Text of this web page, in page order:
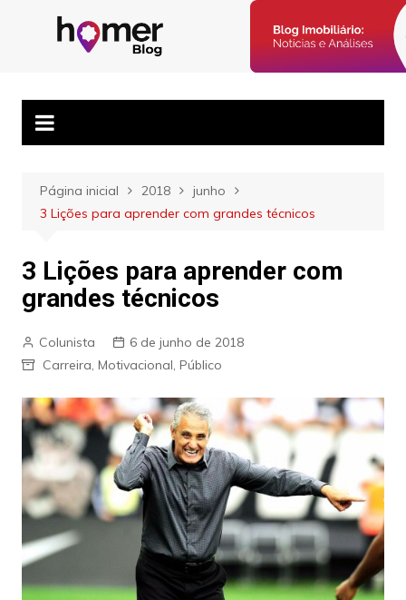
Blog Homer:
Mercado
Imobiliário,
Posts semanais sobre o mercado imobiliário e dicas para
corretores imobiliários encontrarem parceiros e venderem mais.
Página inicial 2018
junho
3 Lições para aprender com grandes técnicos
3 Lições para aprender com
grandes técnicos
Colunista
6 de junho de 2018
Carreira, Motivacional, Público